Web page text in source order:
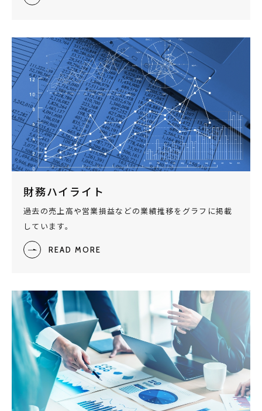
財務ハイライト
過去の売上高や営業損益などの業績推移をグラフに掲載
しています。
READ MORE